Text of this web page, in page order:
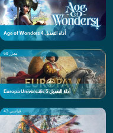
Age of Wonders 4 أداة التعديل
معزز 68
Europa Universalis 5 أداة التعديل
قياسي 43